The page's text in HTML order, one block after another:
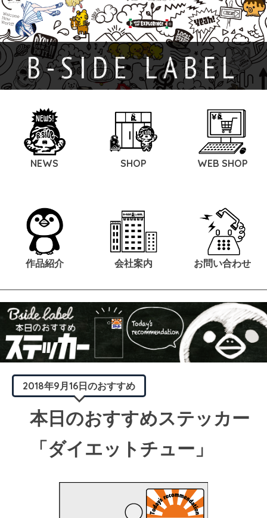
B-SIDE LABEL
NEWS SHOP WEB SHOP
作品紹介 会社案内 お問い合わせ
2018年9月16日のおすすめ
本日のおすすめステッカー
「ダイエットチュー」